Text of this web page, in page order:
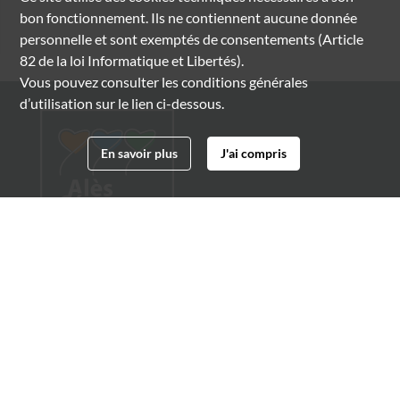
bon fonctionnement. Ils ne contiennent aucune donnée
personnelle et sont exemptés de consentements (Article
82 de la loi Informatique et Libertés).
Vous pouvez consulter les conditions générales
d’utilisation sur le lien ci-dessous.
En savoir plus J'ai compris